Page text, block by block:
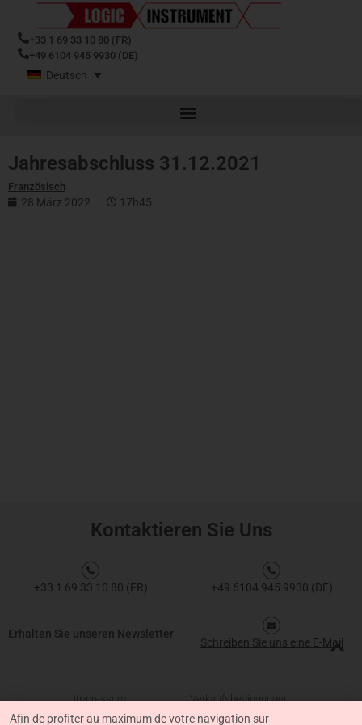
+33 1 69 33 10 80 (FR)
+49 6104 945 9930 (DE)
Deutsch
Jahresabschluss 31.12.2021
Französisch
28 März 2022 17h45
Kontaktieren Sie Uns
+33 1 69 33 10 80 (FR) +49 6104 945 9930 (DE)
Erhalten Sie unseren Newsletter
Schreiben Sie uns eine E-Mail
Impressum Verkaufsbedingungen
Afin de profiter au maximum de votre navigation sur